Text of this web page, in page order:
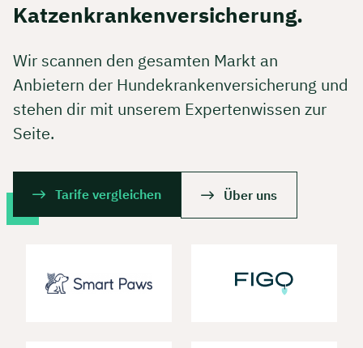
Katzenkrankenversicherung.
Wir scannen den gesamten Markt an
Anbietern der Hundekrankenversicherung und
stehen dir mit unserem Expertenwissen zur
Seite.
Tarife vergleichen Über uns